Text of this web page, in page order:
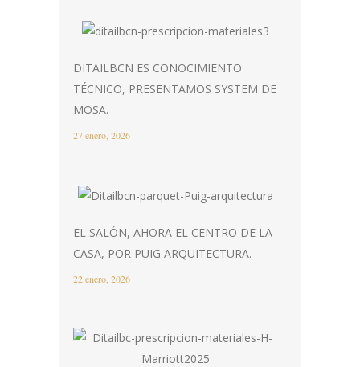
DITAILBCN ES CONOCIMIENTO
TÉCNICO, PRESENTAMOS SYSTEM DE
MOSA.
27 enero, 2026
EL SALÓN, AHORA EL CENTRO DE LA
CASA, POR PUIG ARQUITECTURA.
22 enero, 2026